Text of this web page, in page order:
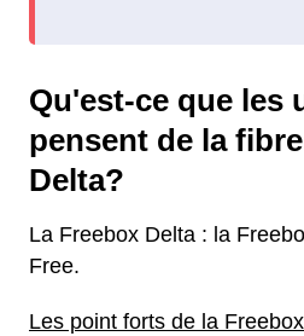
Qu'est-ce que les
pensent de la
Delta?
La Freebox Delta : la
Free.
Les point forts de la